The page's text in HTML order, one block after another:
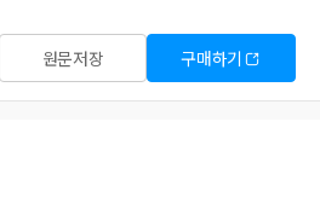
원문저장 구매하기